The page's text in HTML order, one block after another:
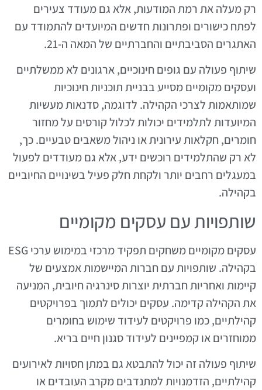
רק מעלה את רמת המודעות, אלא גם מעודד צעירים
לפתח כישורים ופתרונות חדשים המיועדים להתמודד עם
האתגרים הסביבתיים והחברתיים של המאה ה-21.
שיתוף פעולה עם גופים חינוכיים, ארגונים לא ממשלתיים
ועסקים מקומיים מסייע בבניית תוכניות חינוכיות
שמותאמות לצרכי הקהילה. לדוגמה, סדנאות מעשיות
המיועדות לתלמידים יכולות לכלול קורסים על מחזור
חומרים, חקלאות עירונית או ניהול משאבים טבעיים. כך,
לא רק שהתלמידים רוכשים ידע, אלא גם מעודדים לפעול
במעגלים רחבים יותר ולקחת חלק פעיל בשינויים החיוביים
בקהילה.
שותפויות עם עסקים מקומיים
עסקים מקומיים משחקים תפקיד מרכזי במימוש ערכי ESG
בקהילה. שותפויות עם חברות המיישמות אמצעים של
קיימות ואחריות חברתית יוצרות סינרגיה חיובית, המניעה
את הקהילה קדימה. עסקים יכולים לתמוך בפרויקטים
קהילתיים, כמו פרויקטים לעידוד שימוש בחומרים
ממוחזרים או קמפיינים לעידוד סגנון חיים בריא.
שיתוף פעולה זה יכול להתבטא גם במתן חסויות לאירועים
קהילתיים, הזדמנויות למתנדבים מקרב העובדים או